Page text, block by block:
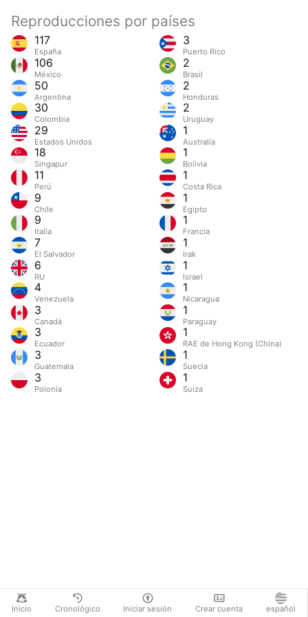
Inicio Cronológico Iniciar sesión Crear cuenta español
Reproducciones por países
117
España
106
México
50
Argentina
30
Colombia
29
Estados Unidos
18
Singapur
11
Perú
9
Chile
9
Italia
7
El Salvador
6
RU
4
Venezuela
3
Canadá
3
Ecuador
3
Guatemala
3
Polonia
3
Puerto Rico
2
Brasil
2
Honduras
2
Uruguay
1
Australia
1
Bolivia
1
Costa Rica
1
Egipto
1
Francia
1
Irak
1
Israel
1
Nicaragua
1
Paraguay
1
RAE de Hong Kong (China)
1
Suecia
1
Suiza